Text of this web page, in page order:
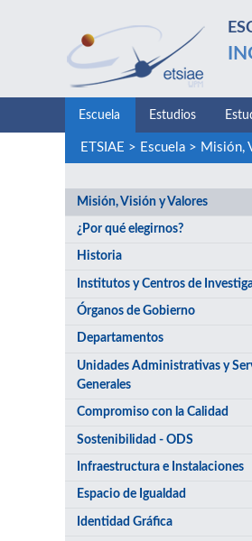
Escuela Estudios
ETSIAE > Escuela> Misión,
Misión, Visión y Valores
¿Por qué elegirnos?
Historia
Institutos y Centros de
Órganos de Gobierno
Departamentos
Unidades Administrativas y
Generales
Compromiso con la Calidad
Sostenibilidad - ODS
Infraestructura e Instalaciones
Espacio de Igualdad
Identidad Gráfica